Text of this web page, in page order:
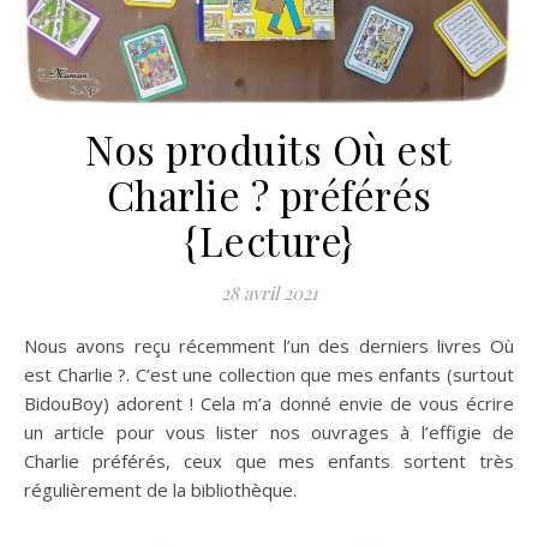
Nos produits Où est
Charlie ? préférés
{Lecture}
28 avril 2021
Nous avons reçu récemment l’un des derniers livres Où
est Charlie ?. C’est une collection que mes enfants (surtout
BidouBoy) adorent ! Cela m’a donné envie de vous écrire
un article pour vous lister nos ouvrages à l’effigie de
Charlie préférés, ceux que mes enfants sortent très
régulièrement de la bibliothèque.